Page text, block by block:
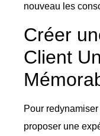
nouveau les
Créer
Client
Pour
proposer une